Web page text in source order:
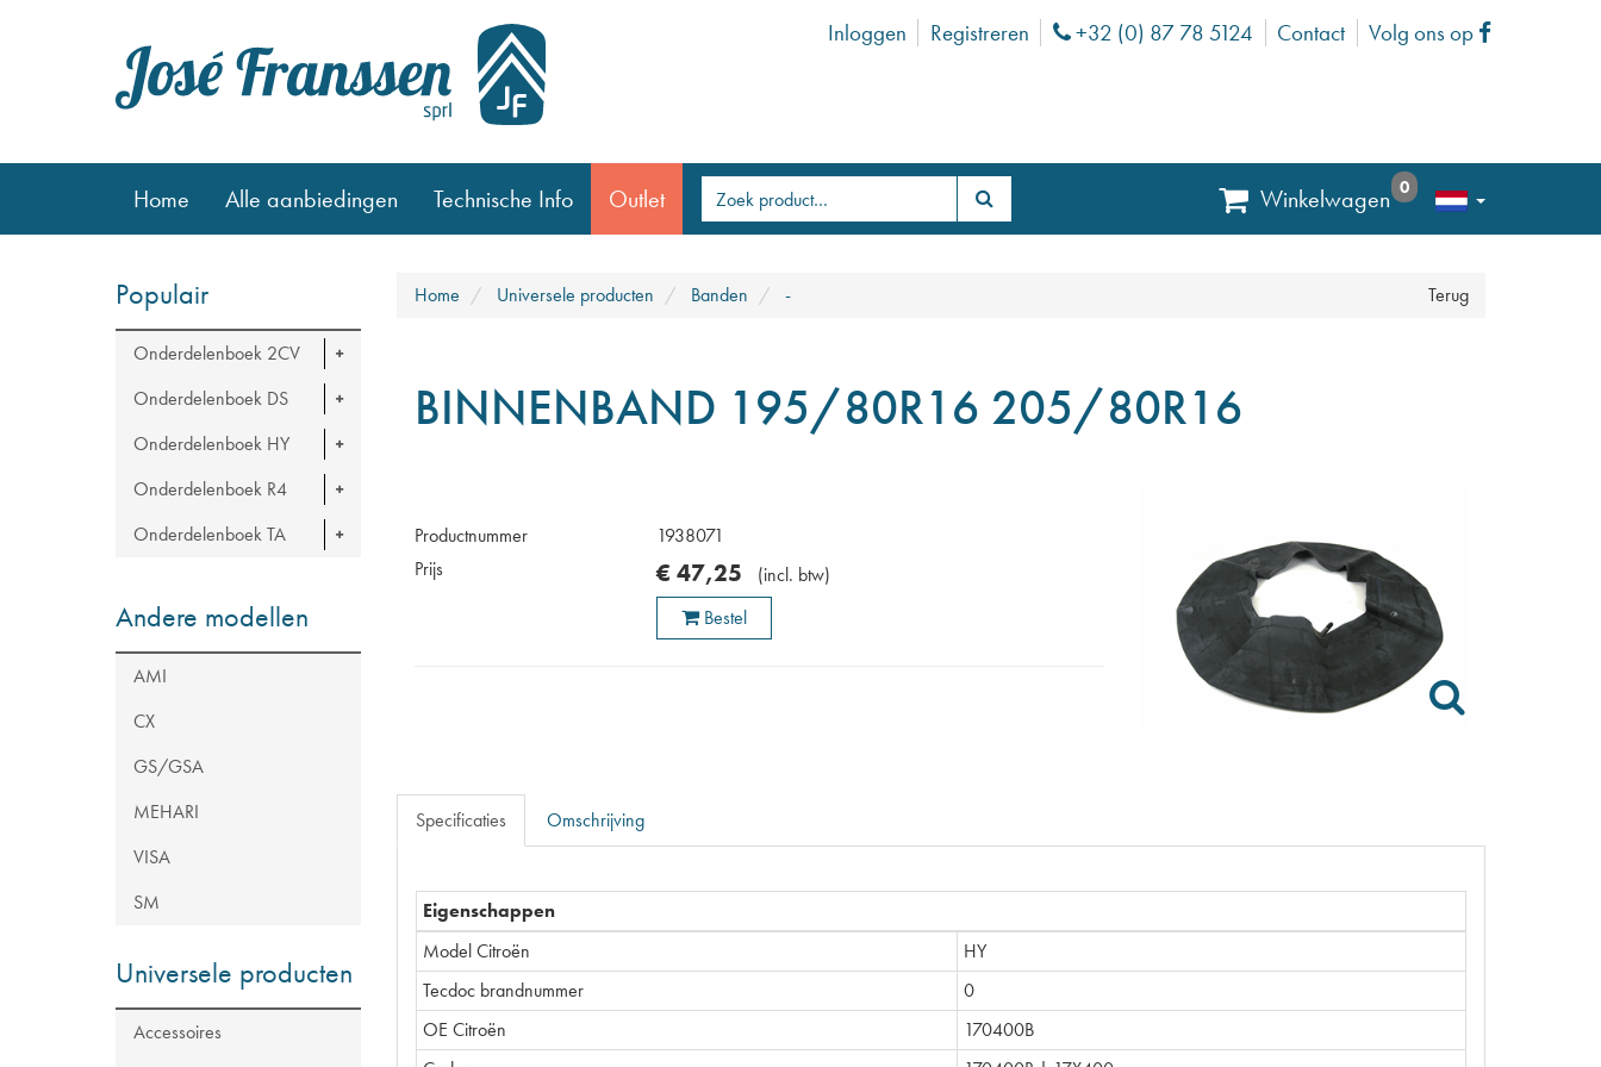
Inloggen Registreren Phone
+32 (0) 87 78 5124 Contact Volg ons op Facebook
Home Alle aanbiedingen Technische Info Outlet Winkelwagen 0
Populair
Onderdelenboek 2CV
Onderdelenboek DS
Onderdelenboek HY
Onderdelenboek R4
Onderdelenboek TA
Andere modellen
AMI
CX
GS/GSA
MEHARI
VISA
SM
Universele producten
Accessoires
Terug
Home Universele producten Banden -
BINNENBAND 195/80R16 205/80R16
Productnummer
1938071
Prijs
€ 47,25 (incl. btw)
Bestel
Specificaties Omschrijving
Eigenschappen
Model Citroën
HY
Tecdoc brandnummer
0
OE Citroën
170400B